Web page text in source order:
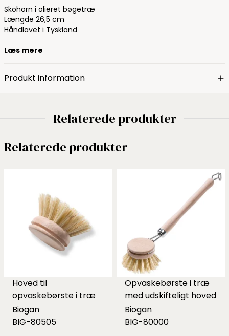
Skohorn i olieret bøgetræ
Længde 26,5 cm
Håndlavet i Tyskland
Læs mere
Produkt information
Relaterede produkter
Relaterede produkter
Hoved til
opvaskebørste i træ
Biogan
BIG-80505
Opvaskebørste i træ
med udskifteligt hoved
Biogan
BIG-80000